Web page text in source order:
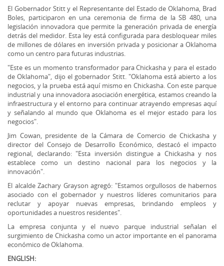
El Gobernador Stitt y el Representante del Estado de Oklahoma, Brad
Boles, participaron en una ceremonia de firma de la SB 480, una
legislación innovadora que permite la generación privada de energía
detrás del medidor. Esta ley está configurada para desbloquear miles
de millones de dólares en inversión privada y posicionar a Oklahoma
como un centro para futuras industrias.
"Este es un momento transformador para Chickasha y para el estado
de Oklahoma", dijo el gobernador Stitt. "Oklahoma está abierto a los
negocios, y la prueba está aquí mismo en Chickasha. Con este parque
industrial y una innovadora asociación energética, estamos creando la
infraestructura y el entorno para continuar atrayendo empresas aquí
y señalando al mundo que Oklahoma es el mejor estado para los
negocios".
Jim Cowan, presidente de la Cámara de Comercio de Chickasha y
director del Consejo de Desarrollo Económico, destacó el impacto
regional, declarando: "Esta inversión distingue a Chickasha y nos
establece como un destino nacional para los negocios y la
innovación".
El alcalde Zachary Grayson agregó: "Estamos orgullosos de habernos
asociado con el gobernador y nuestros líderes comunitarios para
reclutar y apoyar nuevas empresas, brindando empleos y
oportunidades a nuestros residentes".
La empresa conjunta y el nuevo parque industrial señalan el
surgimiento de Chickasha como un actor importante en el panorama
económico de Oklahoma.
ENGLISH: